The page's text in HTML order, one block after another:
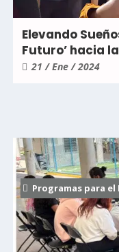
Elevando
Futuro’ hacia
21 / Ene / 2024
Programas para